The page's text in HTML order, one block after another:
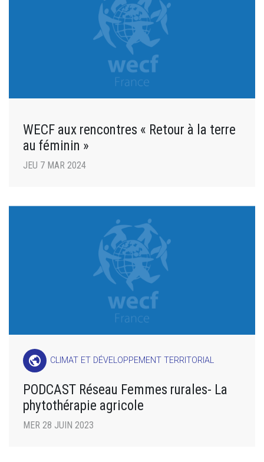
WECF aux rencontres « Retour à la terre
au féminin »
JEU 7 MAR 2024
public CLIMAT ET DÉVELOPPEMENT TERRITORIAL
PODCAST Réseau Femmes rurales- La
phytothérapie agricole
MER 28 JUIN 2023